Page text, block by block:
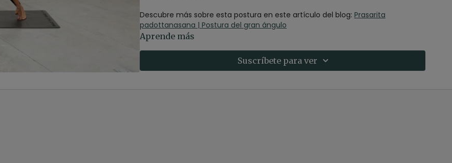
Descubre más sobre esta postura en este artículo del blog: Prasarita
padottanasana | Postura del gran ángulo
Aprende más
Suscríbete para ver